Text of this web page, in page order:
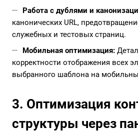
Работа с дублями и
канонических URL,
служебных и тестовых страниц.
Мобильная оптимизация:
корректности отображения всех
выбранного шаблона на
3. Оптимизация
структуры через